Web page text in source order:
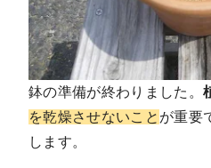
鉢の準備が終わりました。
を乾燥させないこと が重要
します。